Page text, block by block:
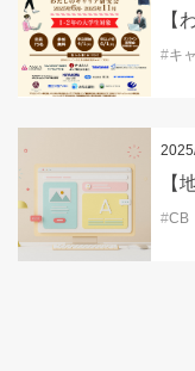
#キ
#CB